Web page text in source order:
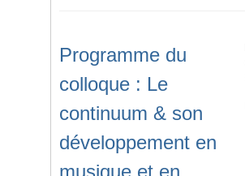
Programme du
colloque : Le
continuum & son
développement en
musique et en